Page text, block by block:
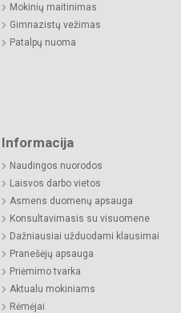
Mokinių maitinimas
Gimnazistų vežimas
Patalpų nuoma
Informacija
Naudingos nuorodos
Laisvos darbo vietos
Asmens duomenų apsauga
Konsultavimasis su visuomene
Dažniausiai užduodami klausimai
Pranešėjų apsauga
Priėmimo tvarka
Aktualu mokiniams
Rėmėjai